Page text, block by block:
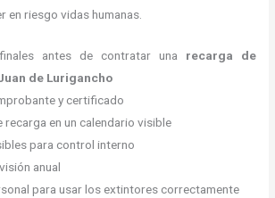
en riesgo vidas humanas.
finales antes de contratar una recarga de
de Lurigancho
y certificado
recarga en un calendario visible
para control interno
anual
para usar los extintores correctamente